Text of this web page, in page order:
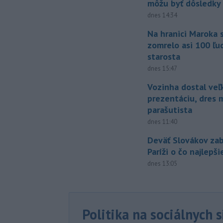
môžu byť dôsledky
dnes 14:34
Na hranici Maroka
zomrelo asi 100
starosta
dnes 15:47
Vozinha dostal
prezentáciu, dres
parašutista
dnes 11:40
Deväť Slovákov
Paríži o čo
dnes 13:05
Politika na sociálnych